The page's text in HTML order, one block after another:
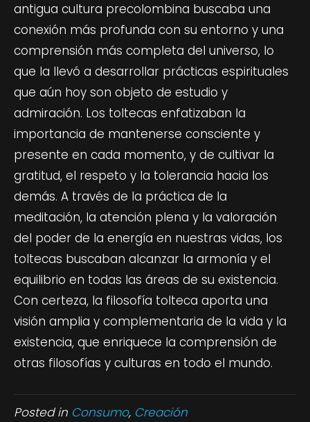
antigua cultura precolombina buscaba una
conexión más profunda con su entorno y una
comprensión más completa del universo, lo
que la llevó a desarrollar prácticas espirituales
que aún hoy son objeto de estudio y
admiración. Los toltecas enfatizaban la
importancia de mantenerse consciente y
presente en cada momento, y de cultivar la
gratitud, el respeto y la tolerancia hacia los
demás. A través de la práctica de la
meditación, la atención plena y la valoración
del poder de la energía en nuestras vidas, los
toltecas buscaban alcanzar la armonía y el
equilibrio en todas las áreas de su existencia.
Con certeza, la filosofía tolteca aporta una
visión amplia y complementaria de la vida y la
existencia, que enriquece la comprensión de
otras filosofías y culturas en todo el mundo.
Posted in Consumo, Creación